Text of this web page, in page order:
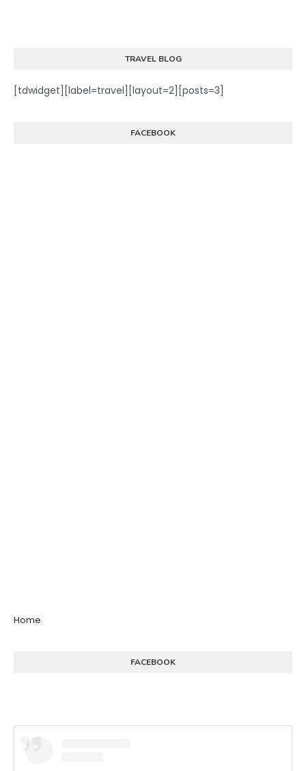
TRAVEL BLOG
[tdwidget][label=travel][layout=2][posts=3]
FACEBOOK
Home
FACEBOOK